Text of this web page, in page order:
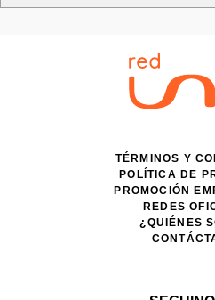
TÉRMINOS Y
POLÍTICA DE
PROMOCIÓN
REDES
¿QUIÉNES